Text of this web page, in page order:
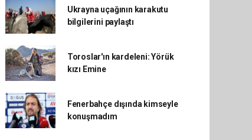
Ukrayna uçağının karakutu
bilgilerini paylaştı
Toroslar'ın kardeleni: Yörük
kızı Emine
Fenerbahçe dışında kimseyle
konuşmadım